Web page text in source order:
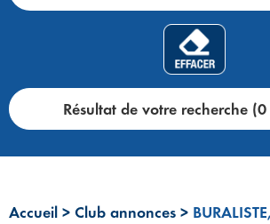
Résultat de votre recherche
Accueil > Club annonces >